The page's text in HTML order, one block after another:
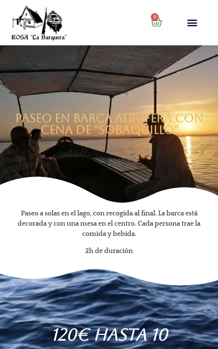
0
Paseo en barca Albufera con
cena de "Sobaquillo"
Paseo a solas en el lago, con recogida al final. La barca está
decorada y con una mesa en el centro. Cada persona trae la
comida y bebida.
2h de duración
120€ hasta 10